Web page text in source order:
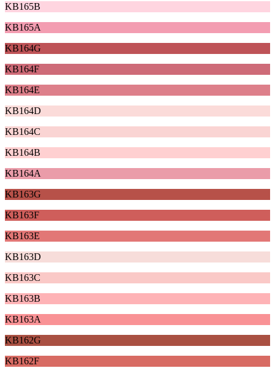
KB165B
KB165A
KB164G
KB164F
KB164E
KB164D
KB164C
KB164B
KB164A
KB163G
KB163F
KB163E
KB163D
KB163C
KB163B
KB163A
KB162G
KB162F